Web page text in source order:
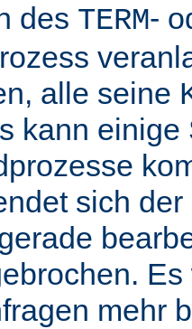
des TERM-
alle seine
kann
sich
mehr